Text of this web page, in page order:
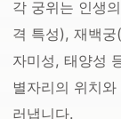
각 궁위는 인생
격 특성), 재백
자미성, 태양성
별자리의 위치
러냅니다.